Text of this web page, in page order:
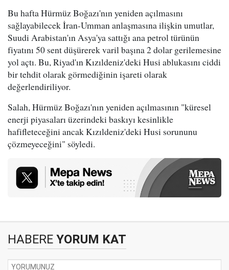
Bu hafta Hürmüz Boğazı'nın yeniden açılmasını
sağlayabilecek İran-Umman anlaşmasına ilişkin umutlar,
Suudi Arabistan'ın Asya'ya sattığı ana petrol türünün
fiyatını 50 sent düşürerek varil başına 2 dolar gerilemesine
yol açtı. Bu, Riyad'ın Kızıldeniz'deki Husi ablukasını ciddi
bir tehdit olarak görmediğinin işareti olarak
değerlendiriliyor.
Salah, Hürmüz Boğazı'nın yeniden açılmasının "küresel
enerji piyasaları üzerindeki baskıyı kesinlikle
hafifleteceğini ancak Kızıldeniz'deki Husi sorununu
çözmeyeceğini" söyledi.
HABERE YORUM KAT